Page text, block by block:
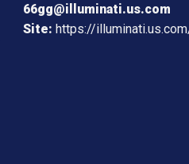
66gg@illuminati.us.com
Site: https://